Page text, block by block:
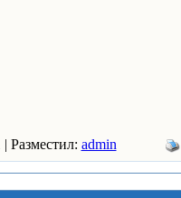
Разместил: admin